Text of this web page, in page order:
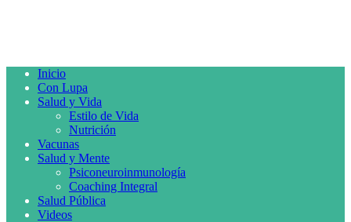
Inicio
Con Lupa
Salud y Vida
Estilo de Vida
Nutrición
Vacunas
Salud y Mente
Psiconeuroinmunología
Coaching Integral
Salud Pública
Videos